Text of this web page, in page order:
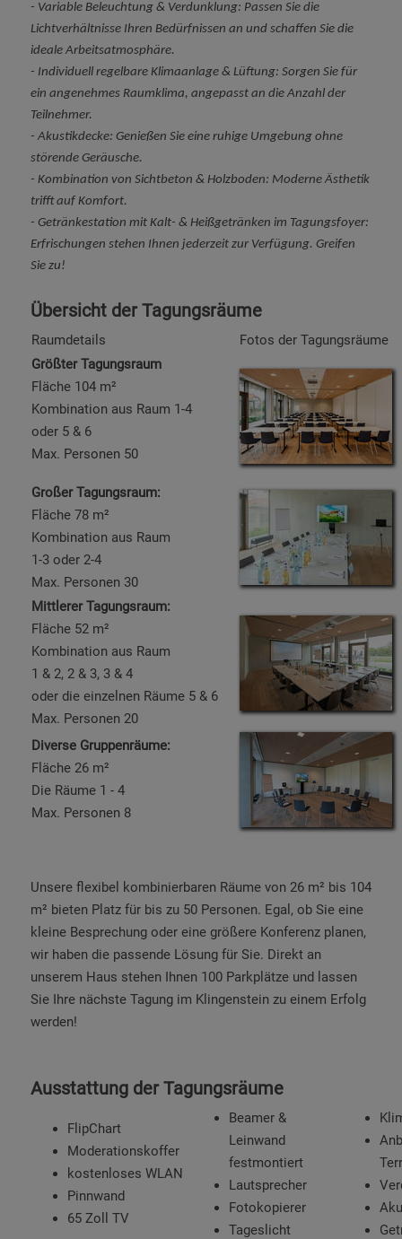
- Variable Beleuchtung & Verdunklung: Passen Sie die
Lichtverhältnisse Ihren Bedürfnissen an und schaffen Sie die
ideale Arbeitsatmosphäre.
- Individuell regelbare Klimaanlage & Lüftung: Sorgen Sie für
ein angenehmes Raumklima, angepasst an die Anzahl der
Teilnehmer.
- Akustikdecke: Genießen Sie eine ruhige Umgebung ohne
störende Geräusche.
- Kombination von Sichtbeton & Holzboden: Moderne Ästhetik
trifft auf Komfort.
- Getränkestation mit Kalt- & Heißgetränken im Tagungsfoyer:
Erfrischungen stehen Ihnen jederzeit zur Verfügung. Greifen
Sie zu!
Übersicht der Tagungsräume
Raumdetails
Fotos der Tagungsräume
Größter Tagungsraum
Fläche 104 m²
Kombination aus Raum 1-4
oder 5 & 6
Max. Personen 50
Großer Tagungsraum:
Fläche 78 m²
Kombination aus Raum
1-3 oder 2-4
Max. Personen 30
Mittlerer Tagungsraum:
Fläche 52 m²
Kombination aus Raum
1 & 2, 2 & 3, 3 & 4
oder die einzelnen Räume 5 & 6
Max. Personen 20
Diverse Gruppenräume:
Fläche 26 m²
Die Räume 1 - 4
Max. Personen 8
Unsere flexibel kombinierbaren Räume von 26 m² bis 104
m² bieten Platz für bis zu 50 Personen. Egal, ob Sie eine
kleine Besprechung oder eine größere Konferenz planen,
wir haben die passende Lösung für Sie. Direkt an
unserem Haus stehen Ihnen 100 Parkplätze und lassen
Sie Ihre nächste Tagung im Klingenstein zu einem Erfolg
werden!
Ausstattung der Tagungsräume
FlipChart
Moderationskoffer
kostenloses WLAN
Pinnwand
65 Zoll TV
Beamer &
Leinwand
festmontiert
Lautsprecher
Fotokopierer
Tageslicht